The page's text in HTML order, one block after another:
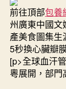
前往頂部包養
州廣東中國文
產美食圖集
5秒換心臟瓣
[p>全球血汗
粵展開，部